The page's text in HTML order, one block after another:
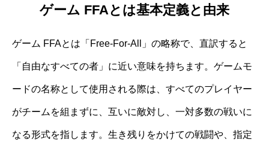
ゲーム FFAとは基本定義と由来
ゲーム FFAとは「Free-For-All」の略称で、直訳すると
「自由なすべての者」に近い意味を持ちます。ゲームモ
ードの名称として使用される際は、すべてのプレイヤー
がチームを組まずに、互いに敵対し、一対多数の戦いに
なる形式を指します。生き残りをかけての戦闘や、指定